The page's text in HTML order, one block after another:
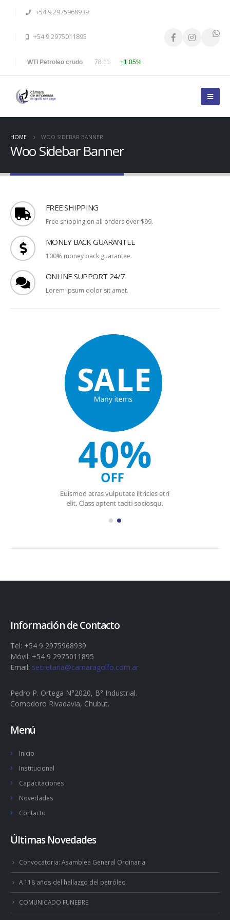
+54 9 2975968939
+54 9 2975011895
WTI Petroleo crudo 78.11 +1.05%
HOME WOO SIDEBAR BANNER
Woo Sidebar Banner
FREE SHIPPING
Free shipping on all orders over $99.
MONEY BACK GUARANTEE
100% money back guarantee.
ONLINE SUPPORT 24/7
Lorem ipsum dolor sit amet.
Información de Contacto
Tel: +54 9 2975968939
Móvil: +54 9 2975011895
Email: secretaria@camaragolfo.com.ar
Pedro P. Ortega N°2020, B° Industrial.
Comodoro Rivadavia, Chubut.
Menú
Inicio
Institucional
Capacitaciones
Novedades
Contacto
Últimas Novedades
Convocatoria: Asamblea General Ordinaria
A 118 años del hallazgo del petróleo
COMUNICADO FUNEBRE